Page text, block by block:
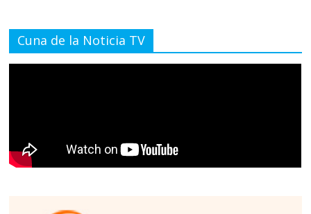
Cuna de la Noticia TV